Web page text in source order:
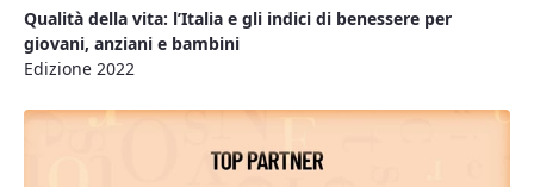
Qualità della vita: l’Italia e gli indici di benessere per
giovani, anziani e bambini
Edizione 2022